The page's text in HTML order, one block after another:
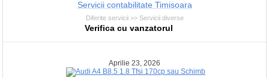
Servicii contabilitate Timisoara
Diferite servicii >> Servicii diverse
Verifica cu vanzatorul
Aprilie 23, 2026